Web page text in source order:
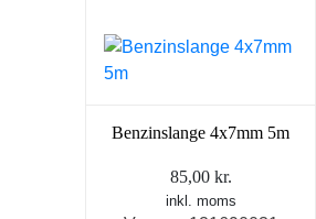
Benzinslange 4x7mm 5m
85,00 kr.
inkl. moms